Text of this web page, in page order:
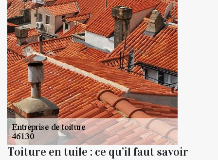
Toiture en tuile : ce qu’il faut savoir